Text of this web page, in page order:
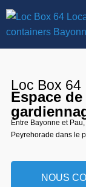
Loc Box 64
Espace
Entre Bayonne et
Peyrehorade dans le
NOUS